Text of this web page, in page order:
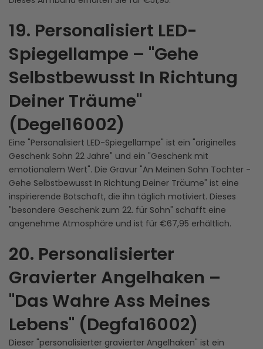
19. Personalisiert LED-
Spiegellampe – "Gehe
Selbstbewusst In Richtung
Deiner Träume"
(Degel16002)
Eine "Personalisiert LED-Spiegellampe" ist ein "originelles
Geschenk Sohn 22 Jahre" und ein "Geschenk mit
emotionalem Wert". Die Gravur "An Meinen Sohn Tochter -
Gehe Selbstbewusst In Richtung Deiner Träume" ist eine
inspirierende Botschaft, die ihn täglich motiviert. Dieses
"besondere Geschenk zum 22. für Sohn" schafft eine
angenehme Atmosphäre und ist für €67,95 erhältlich.
20. Personalisierter
Gravierter Angelhaken –
"Das Wahre Ass Meines
Lebens" (Degfa16002)
Dieser "personalisierter gravierter Angelhaken" ist ein